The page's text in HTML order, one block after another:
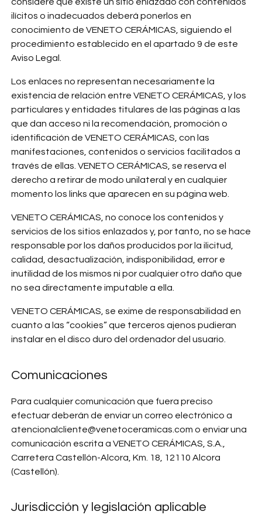
ilícitos o inadecuados deberá ponerlos en
conocimiento de VENETO CERÁMICAS, siguiendo el
procedimiento establecido en el apartado 9 de este
Aviso Legal.
Los enlaces no representan necesariamente la
existencia de relación entre VENETO CERÁMICAS, y los
particulares y entidades titulares de las páginas a las
que dan acceso ni la recomendación, promoción o
identificación de VENETO CERÁMICAS, con las
manifestaciones, contenidos o servicios facilitados a
través de ellas. VENETO CERÁMICAS, se reserva el
derecho a retirar de modo unilateral y en cualquier
momento los links que aparecen en su página web.
VENETO CERÁMICAS, no conoce los contenidos y
servicios de los sitios enlazados y, por tanto, no se hace
responsable por los daños producidos por la ilicitud,
calidad, desactualización, indisponibilidad, error e
inutilidad de los mismos ni por cualquier otro daño que
no sea directamente imputable a ella.
VENETO CERÁMICAS, se exime de responsabilidad en
cuanto a las “cookies” que terceros ajenos pudieran
instalar en el disco duro del ordenador del usuario.
Comunicaciones
Para cualquier comunicación que fuera preciso
efectuar deberán de enviar un correo electrónico a
atencionalcliente@venetoceramicas.com o enviar una
comunicación escrita a VENETO CERÁMICAS, S.A.,
Carretera Castellón-Alcora, Km. 18, 12110 Alcora
(Castellón).
Jurisdicción y legislación aplicable